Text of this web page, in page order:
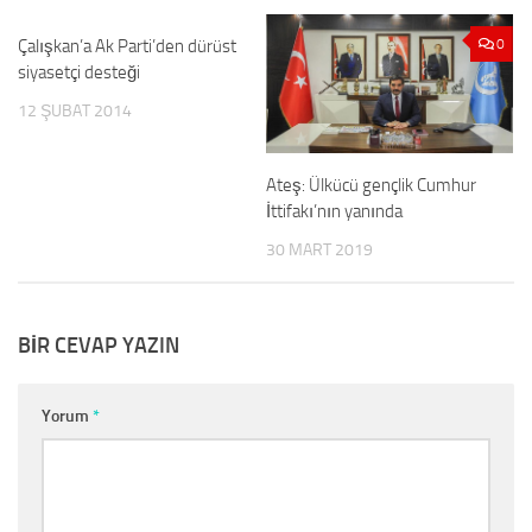
Çalışkan’a Ak Parti’den dürüst
siyasetçi desteği
12 ŞUBAT 2014
0
Ateş: Ülkücü gençlik Cumhur
İttifakı’nın yanında
30 MART 2019
BIR CEVAP YAZIN
Yorum *